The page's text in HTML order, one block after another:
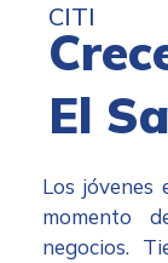
CITI
El
Los jóvenes
momento
negocios.